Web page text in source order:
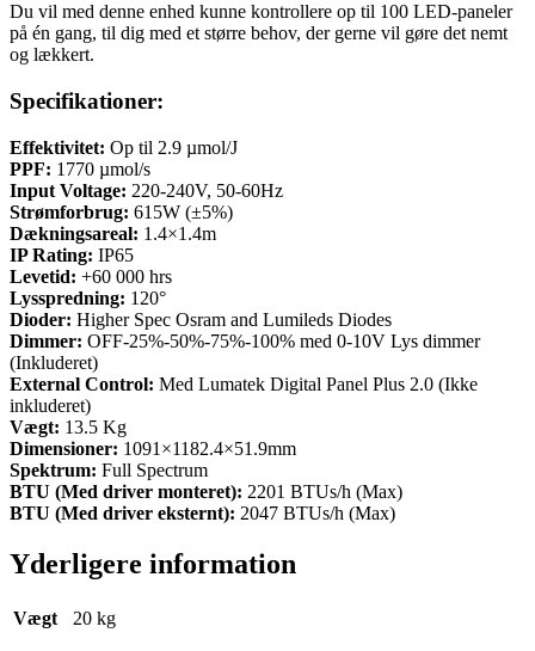
Du vil med denne enhed kunne kontrollere op til 100 LED-paneler
på én gang, til dig med et større behov, der gerne vil gøre det nemt
og lækkert.
Specifikationer:
Effektivitet: Op til 2.9 µmol/J
PPF: 1770 µmol/s
Input Voltage: 220-240V, 50-60Hz
Strømforbrug: 615W (±5%)
Dækningsareal: 1.4×1.4m
IP Rating: IP65
Levetid: +60 000 hrs
Lysspredning: 120°
Dioder: Higher Spec Osram and Lumileds Diodes
Dimmer: OFF-25%-50%-75%-100% med 0-10V Lys dimmer
(Inkluderet)
External Control: Med Lumatek Digital Panel Plus 2.0 (Ikke
inkluderet)
Vægt: 13.5 Kg
Dimensioner: 1091×1182.4×51.9mm
Spektrum: Full Spectrum
BTU (Med driver monteret): 2201 BTUs/h (Max)
BTU (Med driver eksternt): 2047 BTUs/h (Max)
Yderligere information
Vægt 20 kg